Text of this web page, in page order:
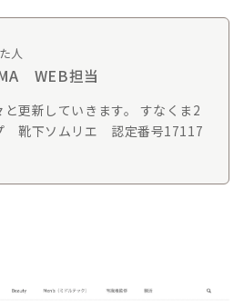
人
WEB担当
更新していきます。 すなくま2
靴下ソムリエ 認定番号17117